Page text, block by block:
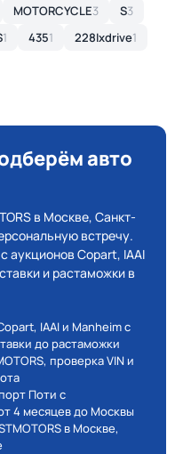
MOTORCYCLE3 S3
1 4351 228Ixdrive1
авто
в Москве, Санкт-
встречу.
аукционов Copart, IAAI
и растаможки в
IAAI и Manheim с
до растаможки
проверка VIN и
Поти с
4 месяцев до Москвы
в Москве,